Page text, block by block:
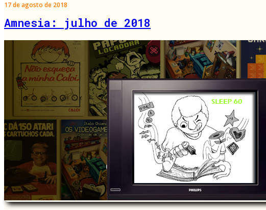
17 de agosto de 2018
Amnesia: julho de 2018